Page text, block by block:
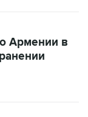
Армении в